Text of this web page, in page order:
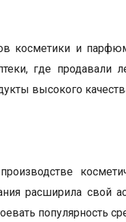
косметики и
где продавали
высокого
расширила свой
популярность